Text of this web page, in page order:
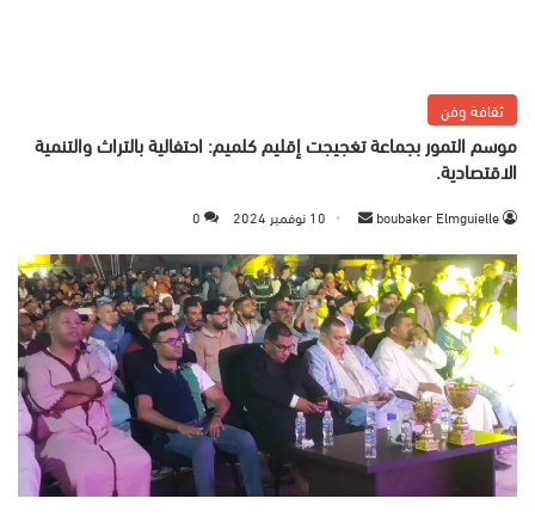
ثقافة وفن
موسم التمور بجماعة تغجيجت إقليم كلميم: احتفالية بالتراث والتنمية
الاقتصادية.
boubaker Elmguielle
س
ل
ب
ر
ي
د
ل
10 نوفمبر 2024 0